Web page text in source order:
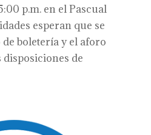
p.m. en el Pascual
esperan que se
boletería y el aforo
de